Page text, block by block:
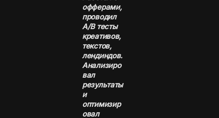
офферами,
проводил
A/B тесты
креативов,
текстов,
лендиндов.
Анализиро
вал
результаты
и
оптимизир
овал